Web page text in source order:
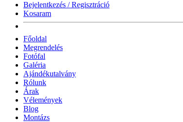
Bejelentkezés / Regisztráció
Kosaram
Főoldal
Megrendelés
Fotófal
Galéria
Ajándékutalvány
Rólunk
Árak
Vélemények
Blog
Montázs